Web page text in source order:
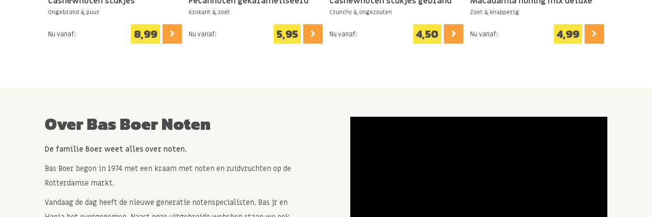
Ongebrand & puur
Nu vanaf: 8,99
Krokant & zoet
Nu vanaf: 5,95
Crunchy & ongezouten
Nu vanaf: 4,50
Zoet & knapperig
Nu vanaf: 4,99
Over Bas Boer Noten
De familie Boer weet alles over noten.
Bas Boer begon in 1974 met een kraam met noten en zuidvruchten op de
Rotterdamse markt.
Vandaag de dag heeft de nieuwe generatie notenspecialisten, Bas jr en